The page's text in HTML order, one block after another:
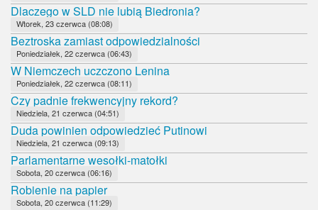
Dlaczego w SLD nie lubią Biedronia?
Wtorek, 23 czerwca (08:08)
Beztroska zamiast odpowiedzialności
Poniedziałek, 22 czerwca (06:43)
W Niemczech uczczono Lenina
Poniedziałek, 22 czerwca (08:11)
Czy padnie frekwencyjny rekord?
Niedziela, 21 czerwca (04:51)
Duda powinien odpowiedzieć Putinowi
Niedziela, 21 czerwca (09:13)
Parlamentarne wesołki-matołki
Sobota, 20 czerwca (06:16)
Robienie na papier
Sobota, 20 czerwca (11:29)